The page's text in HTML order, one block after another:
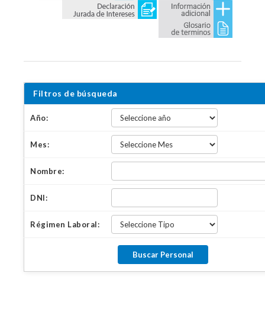
Filtros de búsqueda
Año:
Mes:
Nombre:
DNI:
Régimen Laboral: